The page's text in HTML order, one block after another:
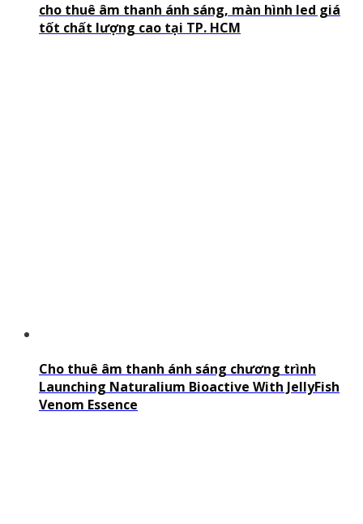
cho thuê âm thanh ánh sáng, màn hình led giá
tốt chất lượng cao tại TP. HCM
Cho thuê âm thanh ánh sáng chương trình
Launching Naturalium Bioactive With JellyFish
Venom Essence